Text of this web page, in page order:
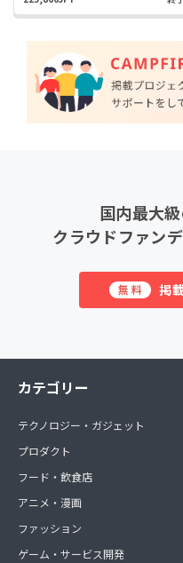
国内最大
クラウドファン
無料 掲
カテゴリー
テクノロジー・ガジェット
プロダクト
フード・飲食店
アニメ・漫画
ファッション
ゲーム・サービス開発